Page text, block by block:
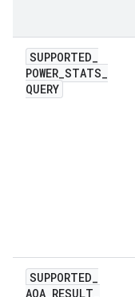
SUPPORTED_
POWER_STATS_
QUERY
SUPPORTED_
AOA_RESULT_